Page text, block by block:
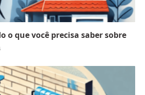
o que você precisa saber sobre